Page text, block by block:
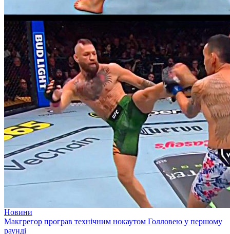
Новини
Макгрегор програв технічним нокаутом Голловею у першому
раунді